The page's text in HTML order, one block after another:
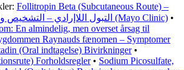
Follitropin Beta (Subcutaneous Route) –
التبول اللاإرادي – التشخيص والعلاج (Mayo Clinic) •
En almindelig, men overset årsag til
Raynauds fænomen – Symptomer
(Oral indtagelse) Bivirkninger•
Forholdsregler• Sodium Picosulfate,